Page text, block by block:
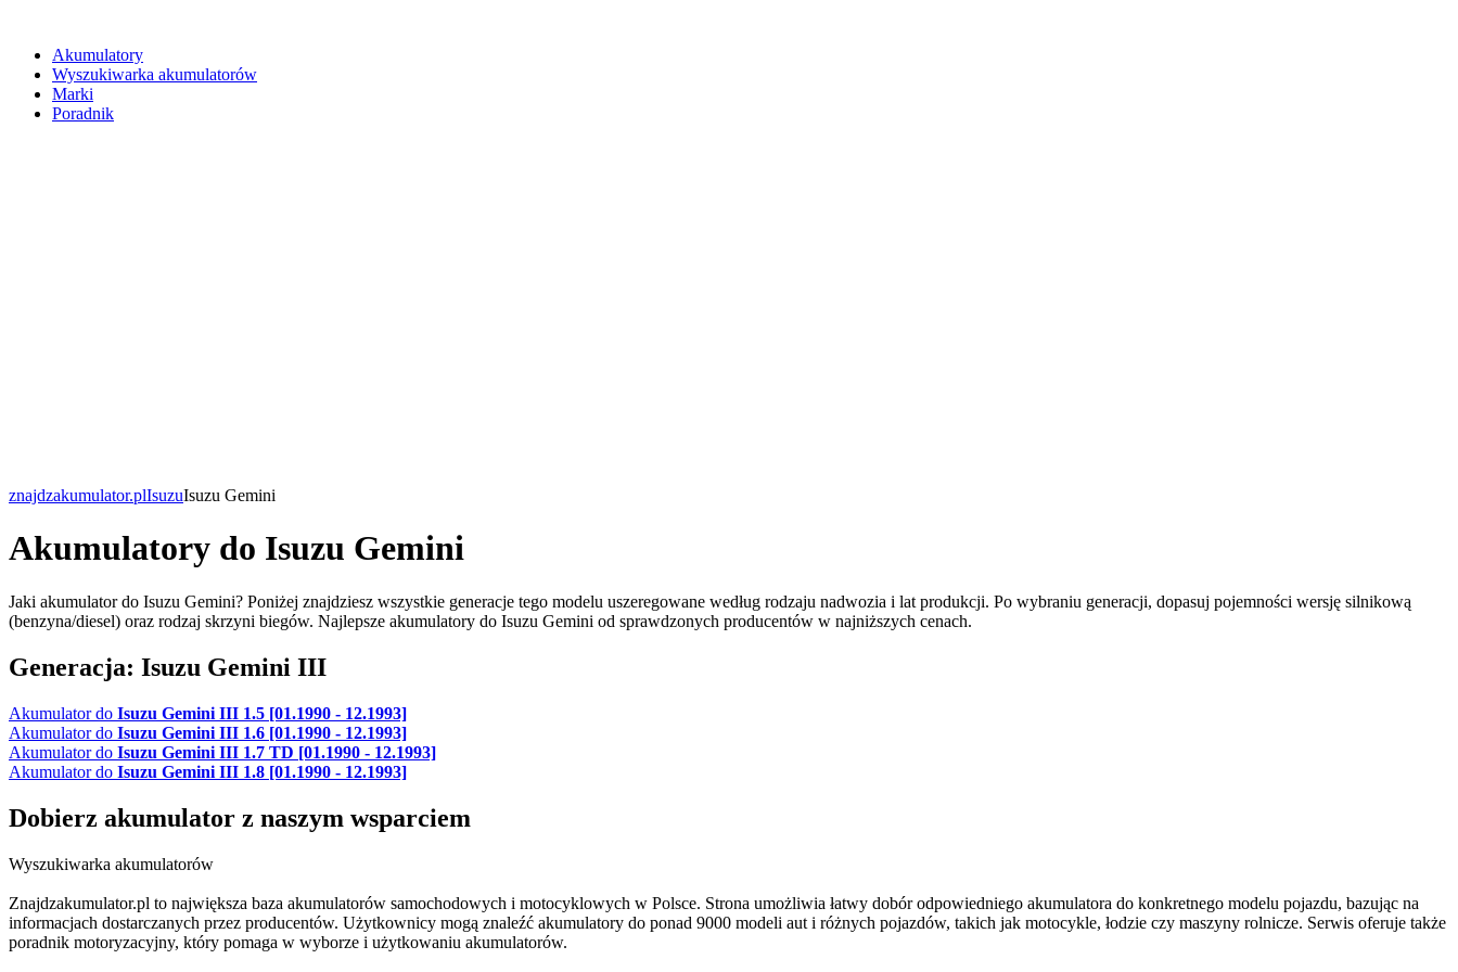
Akumulatory
Wyszukiwarka akumulatorów
Marki
Poradnik
znajdzakumulator.plIsuzuIsuzu Gemini
Akumulatory do Isuzu Gemini
Jaki akumulator do Isuzu Gemini? Poniżej znajdziesz wszystkie generacje tego modelu uszeregowane według rodzaju nadwozia i lat produkcji. Po wybraniu generacji, dopasuj pojemności wersję silnikową
(benzyna/diesel) oraz rodzaj skrzyni biegów. Najlepsze akumulatory do Isuzu Gemini od sprawdzonych producentów w najniższych cenach.
Generacja: Isuzu Gemini III
Akumulator do Isuzu Gemini III 1.5 [01.1990 - 12.1993]
Akumulator do Isuzu Gemini III 1.6 [01.1990 - 12.1993]
Akumulator do Isuzu Gemini III 1.7 TD [01.1990 - 12.1993]
Akumulator do Isuzu Gemini III 1.8 [01.1990 - 12.1993]
Dobierz akumulator z naszym wsparciem
Wyszukiwarka akumulatorów
Znajdzakumulator.pl to największa baza akumulatorów samochodowych i motocyklowych w Polsce. Strona umożliwia łatwy dobór odpowiedniego akumulatora do konkretnego modelu pojazdu, bazując na
informacjach dostarczanych przez producentów. Użytkownicy mogą znaleźć akumulatory do ponad 9000 modeli aut i różnych pojazdów, takich jak motocykle, łodzie czy maszyny rolnicze. Serwis oferuje także
poradnik motoryzacyjny, który pomaga w wyborze i użytkowaniu akumulatorów.